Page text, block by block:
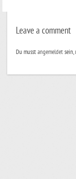
Leave a comment
Du musstangemeldetsein,